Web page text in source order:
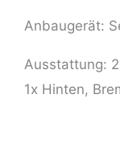
Anbaugerät:
Ausstattung:
1x Hinten,